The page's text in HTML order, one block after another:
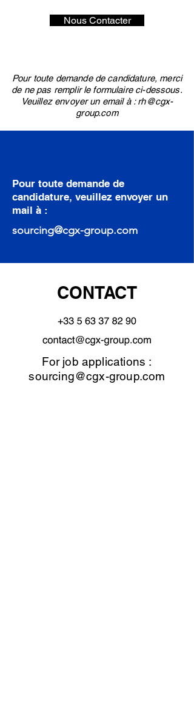
Nous Contacter
Pour toute demande de candidature, merci
de ne pas remplir le formulaire ci-dessous.
Veuillez envoyerun email à :rh@cgx-
group.com
Pour toute demande de
candidature, veuillez envoyer un
mail à :
sourcing@cgx-group.com
CONTACT
For job applications :
sourcing@cgx-group.com